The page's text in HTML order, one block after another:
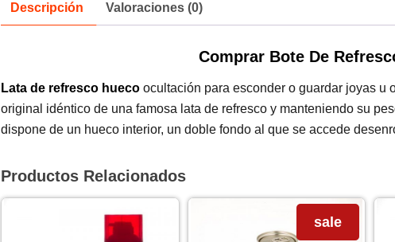
Descripción Valoraciones (0)
Comprar Bote De
Lata de refresco hueco ocultación para esconder o guardar joyas u
original idéntico de una famosa lata de refresco y manteniendo su
dispone de un hueco interior, un doble fondo al que se accede
Productos Relacionados
sale